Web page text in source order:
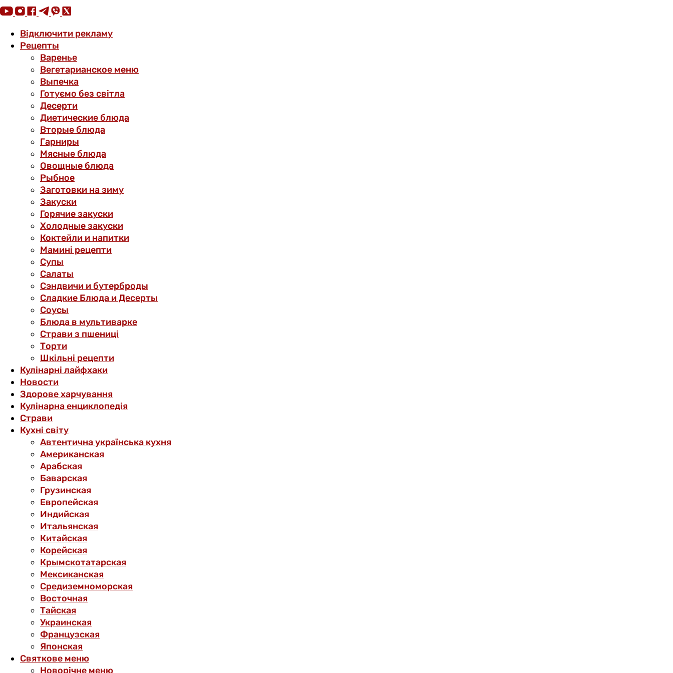
Відключити рекламу
Рецепты
Варенье
Вегетарианское меню
Выпечка
Готуємо без світла
Десерти
Диетические блюда
Вторые блюда
Гарниры
Мясные блюда
Овощные блюда
Рыбное
Заготовки на зиму
Закуски
Горячие закуски
Холодные закуски
Коктейли и напитки
Мамині рецепти
Супы
Салаты
Сэндвичи и бутерброды
Сладкие Блюда и Десерты
Соусы
Блюда в мультиварке
Страви з пшениці
Торти
Шкільні рецепти
Кулінарні лайфхаки
Новости
Здорове харчування
Кулінарна енциклопедія
Страви
Кухні світу
Автентична українська кухня
Американская
Арабская
Баварская
Грузинская
Европейская
Индийская
Итальянская
Китайская
Корейская
Крымскотатарская
Мексиканская
Средиземноморская
Восточная
Тайская
Украинская
Французская
Японская
Святкове меню
Новорічне меню